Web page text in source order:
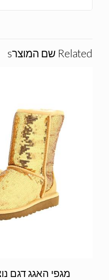
Related שם המוצרs